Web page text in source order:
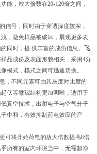
能，放大倍数在20-120倍之间，
信号，同时由于穿透深度较深，
，避免样品被破坏，展现更多表
同时，提 供丰富的成份信息。 飞
品成份及表面形貌相关，采用4分
模式，模式之间可迅速切换。
，不同元素可由其灰度对比度的
伏等微观结构更加明晰，适用于
真空技术，出射电子与空气分子
中和，有效抑制荷电效应的产
可将开始荷电的放大倍数提高8倍
所有的室内环境当中，无需超净